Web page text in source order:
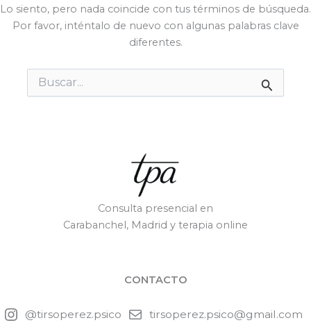
Lo siento, pero nada coincide con tus términos de búsqueda.
Por favor, inténtalo de nuevo con algunas palabras clave
diferentes.
Buscar
por:
Consulta presencial en
Carabanchel, Madrid y terapia online
CONTACTO
@tirsoperez.psico tirsoperez.psico@gmail.com